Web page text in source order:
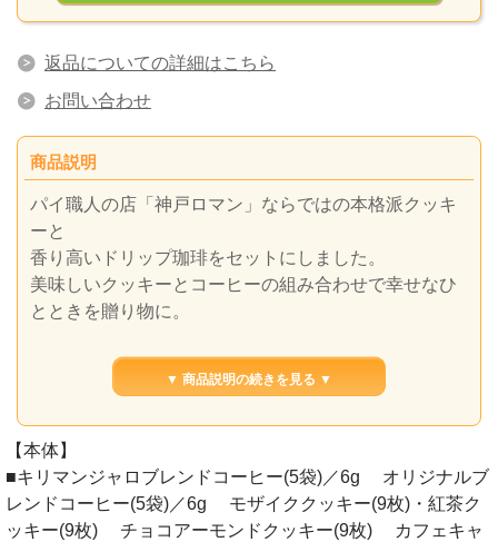
返品についての詳細はこちら
お問い合わせ
商品説明
パイ職人の店「神戸ロマン」ならではの本格派クッキ
ーと
香り高いドリップ珈琲をセットにしました。
美味しいクッキーとコーヒーの組み合わせで幸せなひ
とときを贈り物に。
▼ 商品説明の続きを見る ▼
【本体】
■キリマンジャロブレンドコーヒー(5袋)／6g オリジナルブ
レンドコーヒー(5袋)／6g モザイククッキー(9枚)・紅茶ク
ッキー(9枚) チョコアーモンドクッキー(9枚) カフェキャ